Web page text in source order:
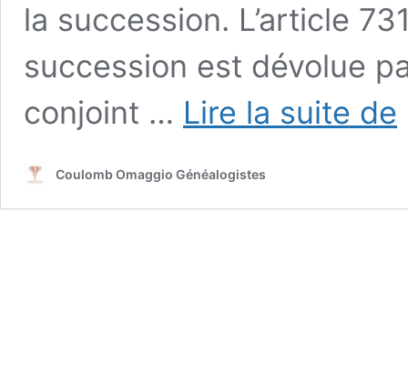
la succession. L’article
succession est dévolue
conjoint … Lire la suite de
Coulomb Omaggio Généalogistes